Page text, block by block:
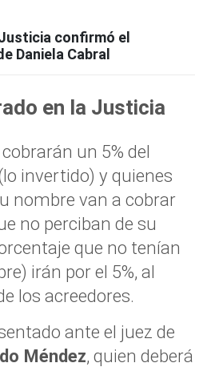
confirmó el
Daniela Cabral
en la Justicia
un 5% del
invertido) y quienes
nombre van a cobrar
no perciban de su
que no tenían
irán por el 5%, al
los acreedores.
ante el juez de
Méndez, quien deberá